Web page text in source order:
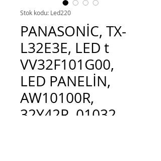
Stok kodu: Led220
PANASONİC, TX-
L32E3E, LED t
VV32F101G00,
LED PANELİN​,
AW10100R,
32Y42R, 01032